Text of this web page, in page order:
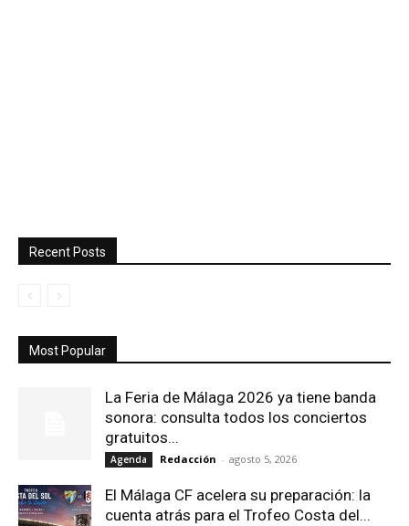
Recent Posts
Most Popular
La Feria de Málaga 2026 ya tiene banda
sonora: consulta todos los conciertos
gratuitos...
Agenda Redacción - agosto 5, 2026
El Málaga CF acelera su preparación: la
cuenta atrás para el Trofeo Costa del...